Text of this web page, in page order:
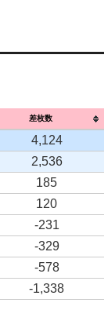
差枚数
4,124
2,536
185
120
-231
-329
-578
-1,338